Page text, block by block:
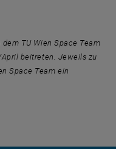
dem TU WienSpace Team
beitreten. Jeweils zu
Space Team ein